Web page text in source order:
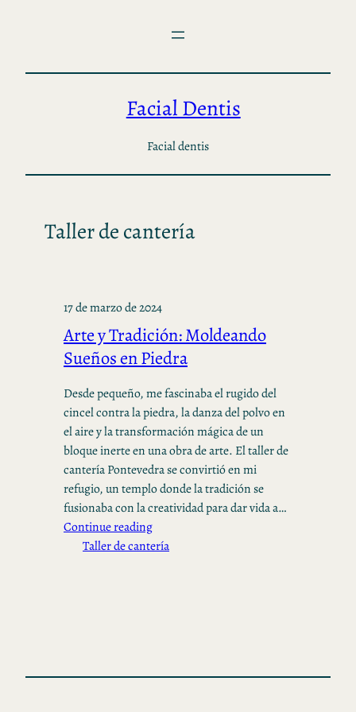
Facial Dentis
Facial dentis
Taller de cantería
17 de marzo de 2024
Arte y Tradición: Moldeando
Sueños en Piedra
Desde pequeño, me fascinaba el rugido del
cincel contra la piedra, la danza del polvo en
el aire y la transformación mágica de un
bloque inerte en una obra de arte. El taller de
cantería Pontevedra se convirtió en mi
refugio, un templo donde la tradición se
fusionaba con la creatividad para dar vida a…
Continue reading
Taller de cantería